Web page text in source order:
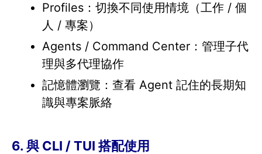
Profiles：切換不同使用情境（工作 / 個
人 / 專案）
Agents / Command Center：管理子代
理與多代理協作
記憶體瀏覽：查看 Agent 記住的長期知
識與專案脈絡
6. 與 CLI / TUI 搭配使用